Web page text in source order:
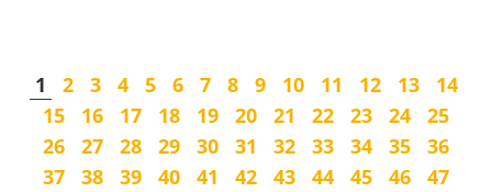
1 2 3 4 5 6 7 8 9 10 11 12 13
14
15
16 17 18 19 20 21 22 23 24 25
26 27 28 29 30 31 32 33 34 35 36
37 38 39 40 41 42 43 44 45 46 47